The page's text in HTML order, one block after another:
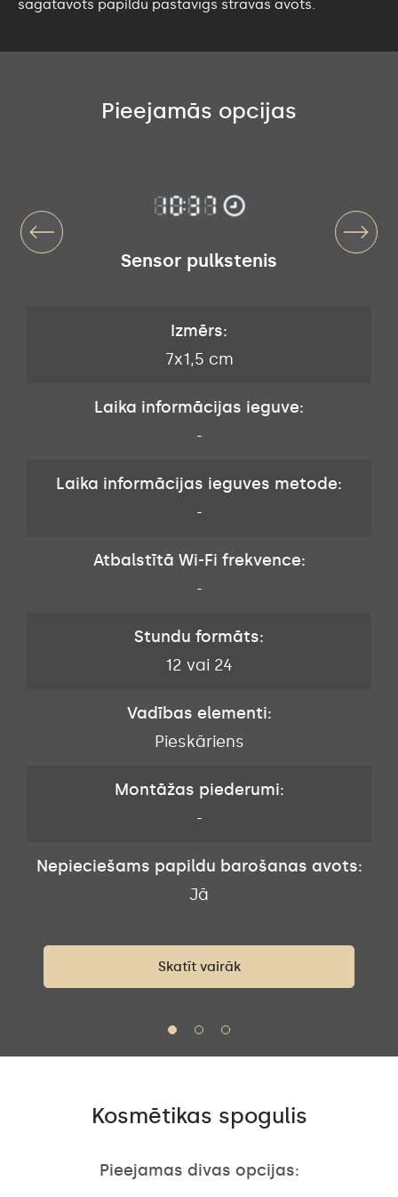
sagatavots papildu pastāvīgs strāvas avots.
Pieejamās opcijas
Sensor pulkstenis
Izmērs:
7x1,5 cm
Laika informācijas ieguve:
-
Laika informācijas ieguves metode:
-
Atbalstītā Wi-Fi frekvence:
-
Stundu formāts:
12 vai 24
Vadības elementi:
Pieskāriens
Montāžas piederumi:
-
Nepieciešams papildu barošanas avots:
Jā
Skatīt vairāk
Kosmētikas spogulis
Pieejamas divas opcijas: